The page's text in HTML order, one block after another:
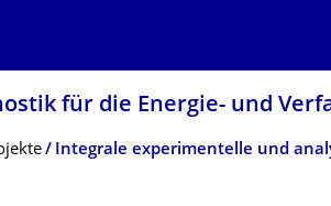
für die Energie- und